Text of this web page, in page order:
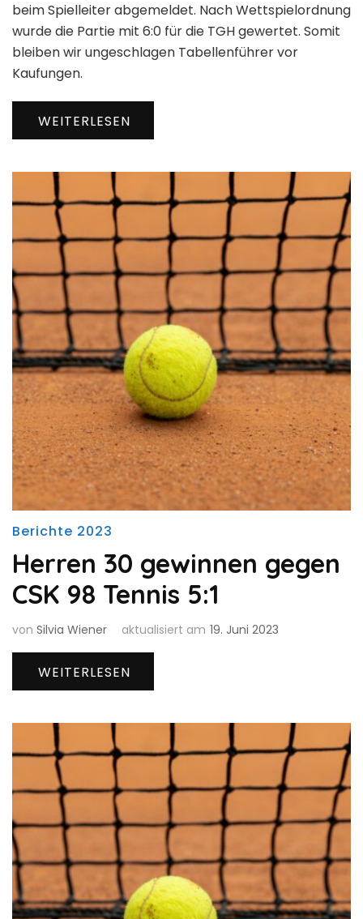
beim Spielleiter abgemeldet. Nach Wettspielordnung
wurde die Partie mit 6:0 für die TGH gewertet. Somit
bleiben wir ungeschlagen Tabellenführer vor
Kaufungen.
WEITERLESEN
Berichte 2023
Herren 30 gewinnen gegen
CSK 98 Tennis 5:1
von Silvia Wiener aktualisiert am 19. Juni 2023
WEITERLESEN